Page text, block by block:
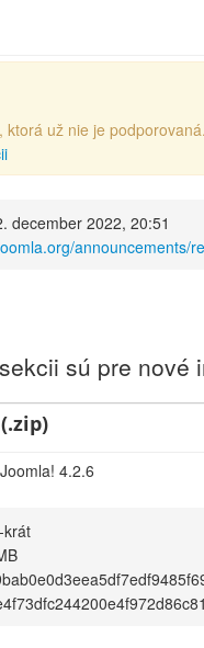
už nie je
december 2022, 20:51
announcements/
sú pre nové
4.2.6
krát